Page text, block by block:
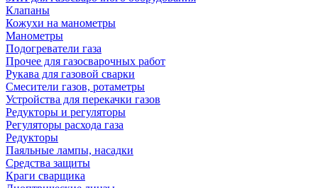
Клапаны
Кожухи на манометры
Манометры
Подогреватели газа
Прочее для газосварочных работ
Рукава для газовой сварки
Смесители газов, ротаметры
Устройства для перекачки газов
Редукторы и регуляторы
Регуляторы расхода газа
Редукторы
Паяльные лампы, насадки
Средства защиты
Краги сварщика